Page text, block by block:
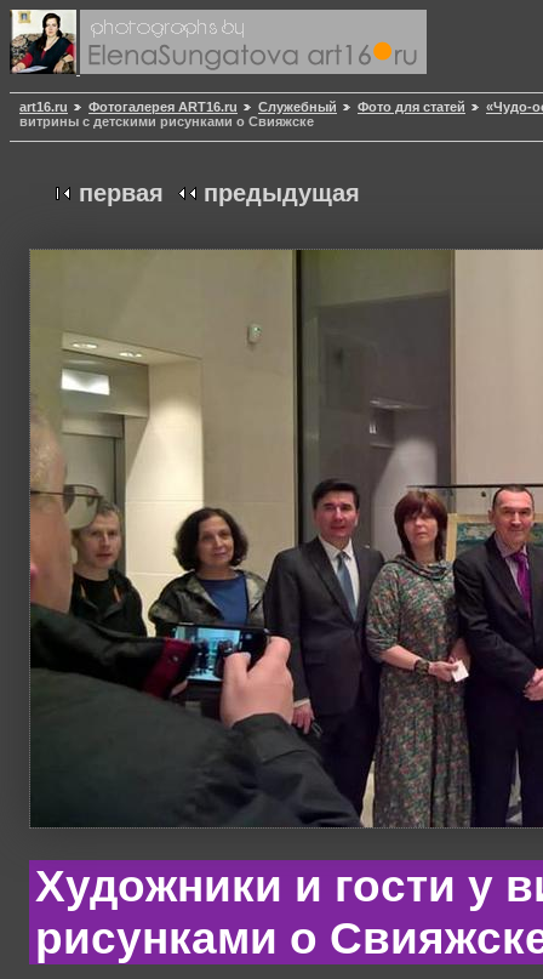
art16.ru Фотогалерея ART16.ru Служебный Фото для статей
«Чудо-
витрины с детскими рисунками о Свияжске
первая предыдущая
Художники и гости у
рисунками о